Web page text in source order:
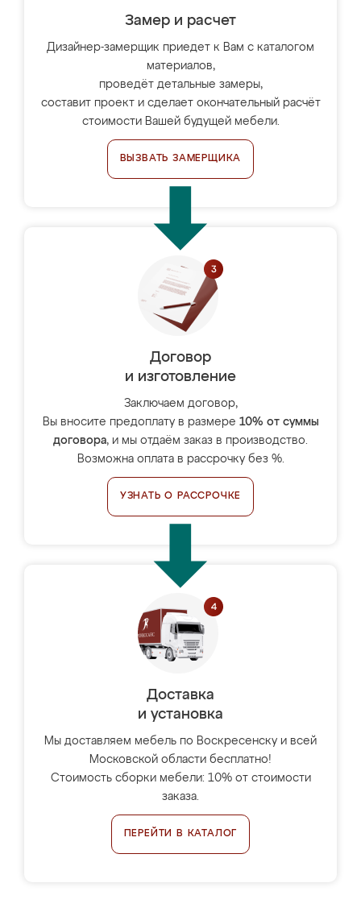
Замер и расчет
Дизайнер-замерщик приедет к Вам с каталогом
материалов,
проведёт детальные замеры,
составит проект и сделает окончательный расчёт
стоимости Вашей будущей мебели.
ВЫЗВАТЬ ЗАМЕРЩИКА
Договор
и изготовление
Заключаем договор,
Вы вносите предоплату в размере 10% от суммы
договора, и мы отдаём заказ в производство.
Возможна оплата в рассрочку без %.
УЗНАТЬ О РАССРОЧКЕ
Доставка
и установка
Мы доставляем мебель по Воскресенску и всей
Московской области бесплатно!
Стоимость сборки мебели: 10% от стоимости
заказа.
ПЕРЕЙТИ В КАТАЛОГ